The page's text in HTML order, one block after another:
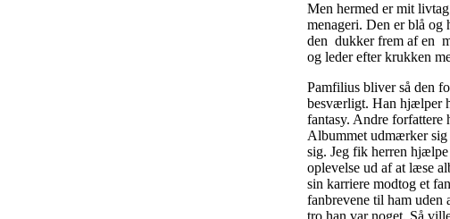
Men hermed er mit
menageri. Den er blå
den dukker frem af en
og leder efter krukken
Pamfilius bliver så den
besværligt. Han hjælper
fantasy. Andre forfattere
Albummet udmærker sig
sig. Jeg fik herren
oplevelse ud af at læse
sin karriere modtog et
fanbrevene til ham uden
tro han var noget. Så